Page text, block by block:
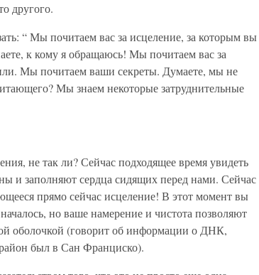
другого.
“ Мы почитаем вас за исцеление, за которым вы
к кому я обращаюсь! Мы почитаем вас за
Мы почитаем ваши секреты. Думаете, мы не
Мы знаем некоторые затруднительные
не так ли? Сейчас подходящее время увидеть
и заполняют сердца сидящих перед нами. Сейчас
прямо сейчас исцеление! В этот момент вы
но ваше намерение и чистота позволяют
оболочкой (говорит об информации о ДНК,
был в Сан Франциско).